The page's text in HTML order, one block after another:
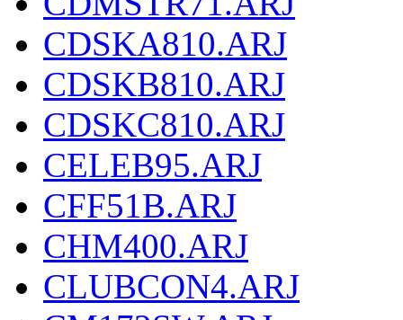
CDSKA810.ARJ
CDSKB810.ARJ
CDSKC810.ARJ
CELEB95.ARJ
CFF51B.ARJ
CHM400.ARJ
CLUBCON4.ARJ